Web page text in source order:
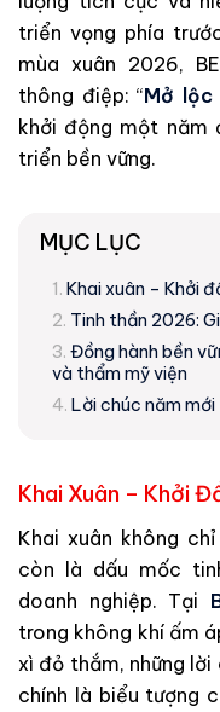
triển vọng phía
mùa xuân 2026,
thông điệp: “Mở lộc
khởi động một năm
triển bền vững.
MỤC LỤC
Khai xuân – Khởi
Tinh thần 2026:
Đồng hành bền
và thẩm mỹ viện
Lời chúc năm mới
Khai Xuân – Khởi
Khai xuân không
còn là dấu mốc
doanh nghiệp. Tại
trong không khí ấm
xì đỏ thắm, những
chính là biểu tượng